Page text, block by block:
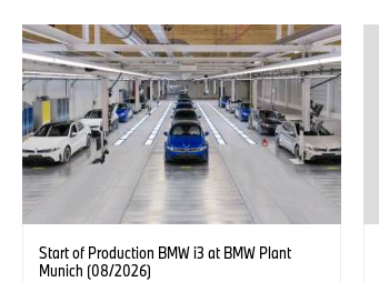
Start of Production BMW i3 at BMW Plant
Munich (08/2026)